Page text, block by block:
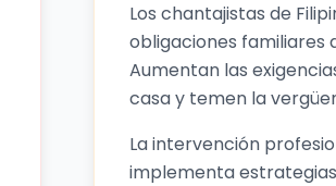
Los chantajistas de
obligaciones familiares
Aumentan las
casa y temen la
La intervención
implementa